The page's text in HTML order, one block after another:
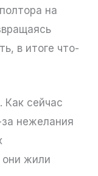
на
в итоге что-
Как сейчас
нежелания
они жили